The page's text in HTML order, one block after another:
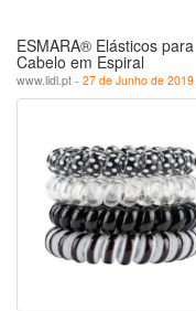
ESMARA® Elásticos para
Cabelo em Espiral
www.lidl.pt - 27 de Junho de 2019